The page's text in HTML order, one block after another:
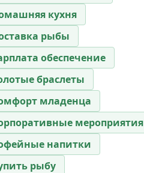
кухня
рыбы
обеспечение
браслеты
младенца
мероприятия
напитки
рыбу